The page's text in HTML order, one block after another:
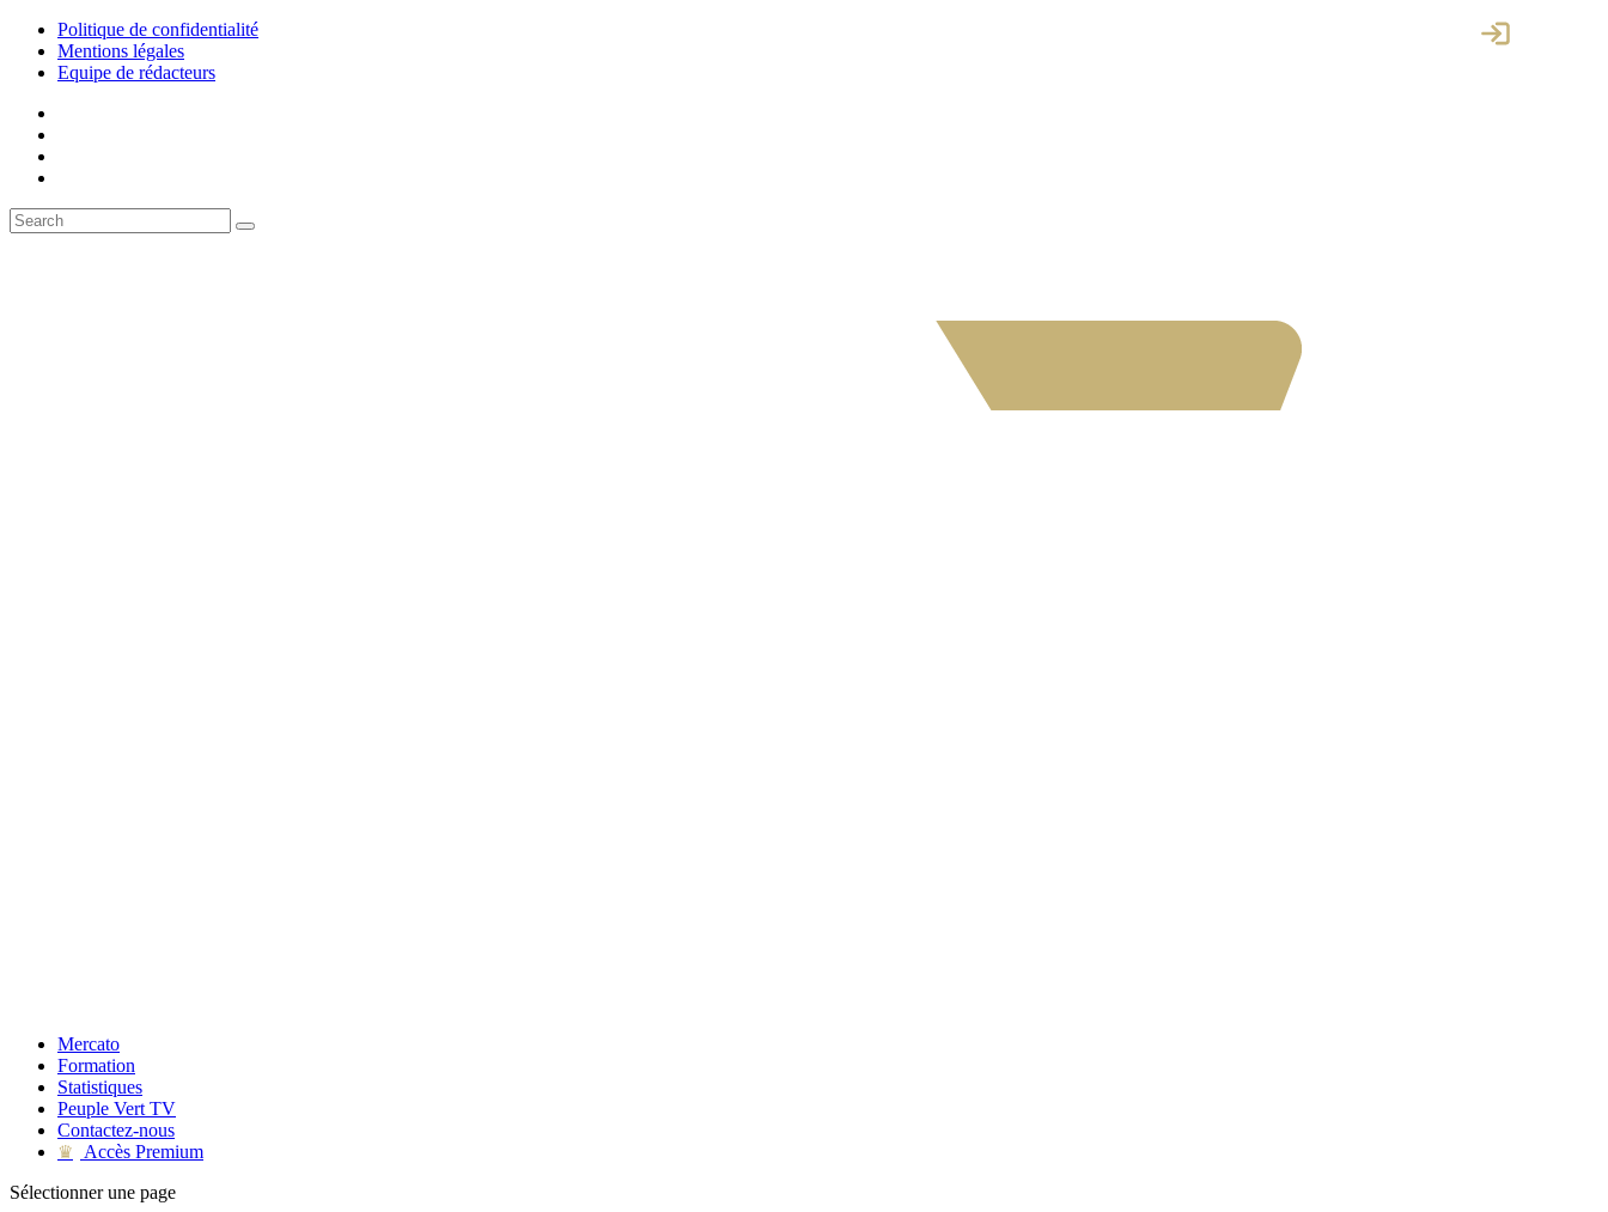
Politique de confidentialité
Mentions légales
Equipe de rédacteurs
Mercato
Formation
Statistiques
Peuple Vert TV
Contactez-nous
♛
Accès Premium
Sélectionner une page